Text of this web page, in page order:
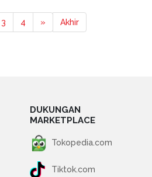
3 4 » Akhir
DUKUNGAN
MARKETPLACE
Tokopedia.com
Tiktok.com